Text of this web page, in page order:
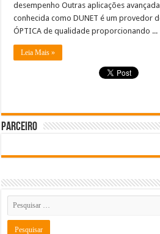
desempenho Outras aplicações
conhecida como DUNET é um provedor
ÓPTICA de qualidade proporcionando ...
Leia Mais »
Parceiro